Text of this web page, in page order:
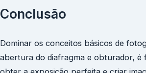
Conclusão
Dominar os conceitos básicos de
abertura do diafragma e obturador, é